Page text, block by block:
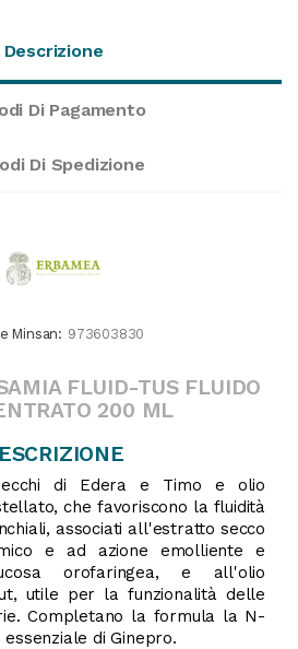
Descrizione
Di Pagamento
Di Spedizione
Minsan: 973603830
FLUID-TUS FLUIDO
200 ML
di Edera e Timo e olio
che favoriscono la fluidità
associati all'estratto secco
e ad azione emolliente e
orofaringea, e all'olio
utile per la funzionalità delle
Completano la formula la N-
di Ginepro.